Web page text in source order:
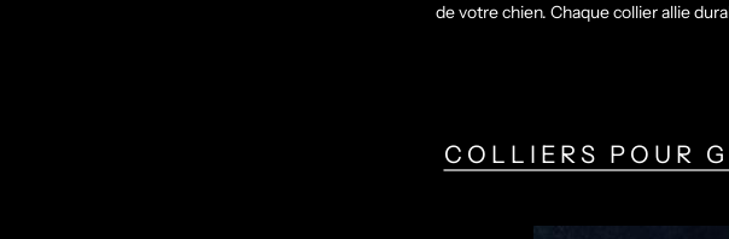
de votre chien. Chaque collier allie
COLLIERS POUR